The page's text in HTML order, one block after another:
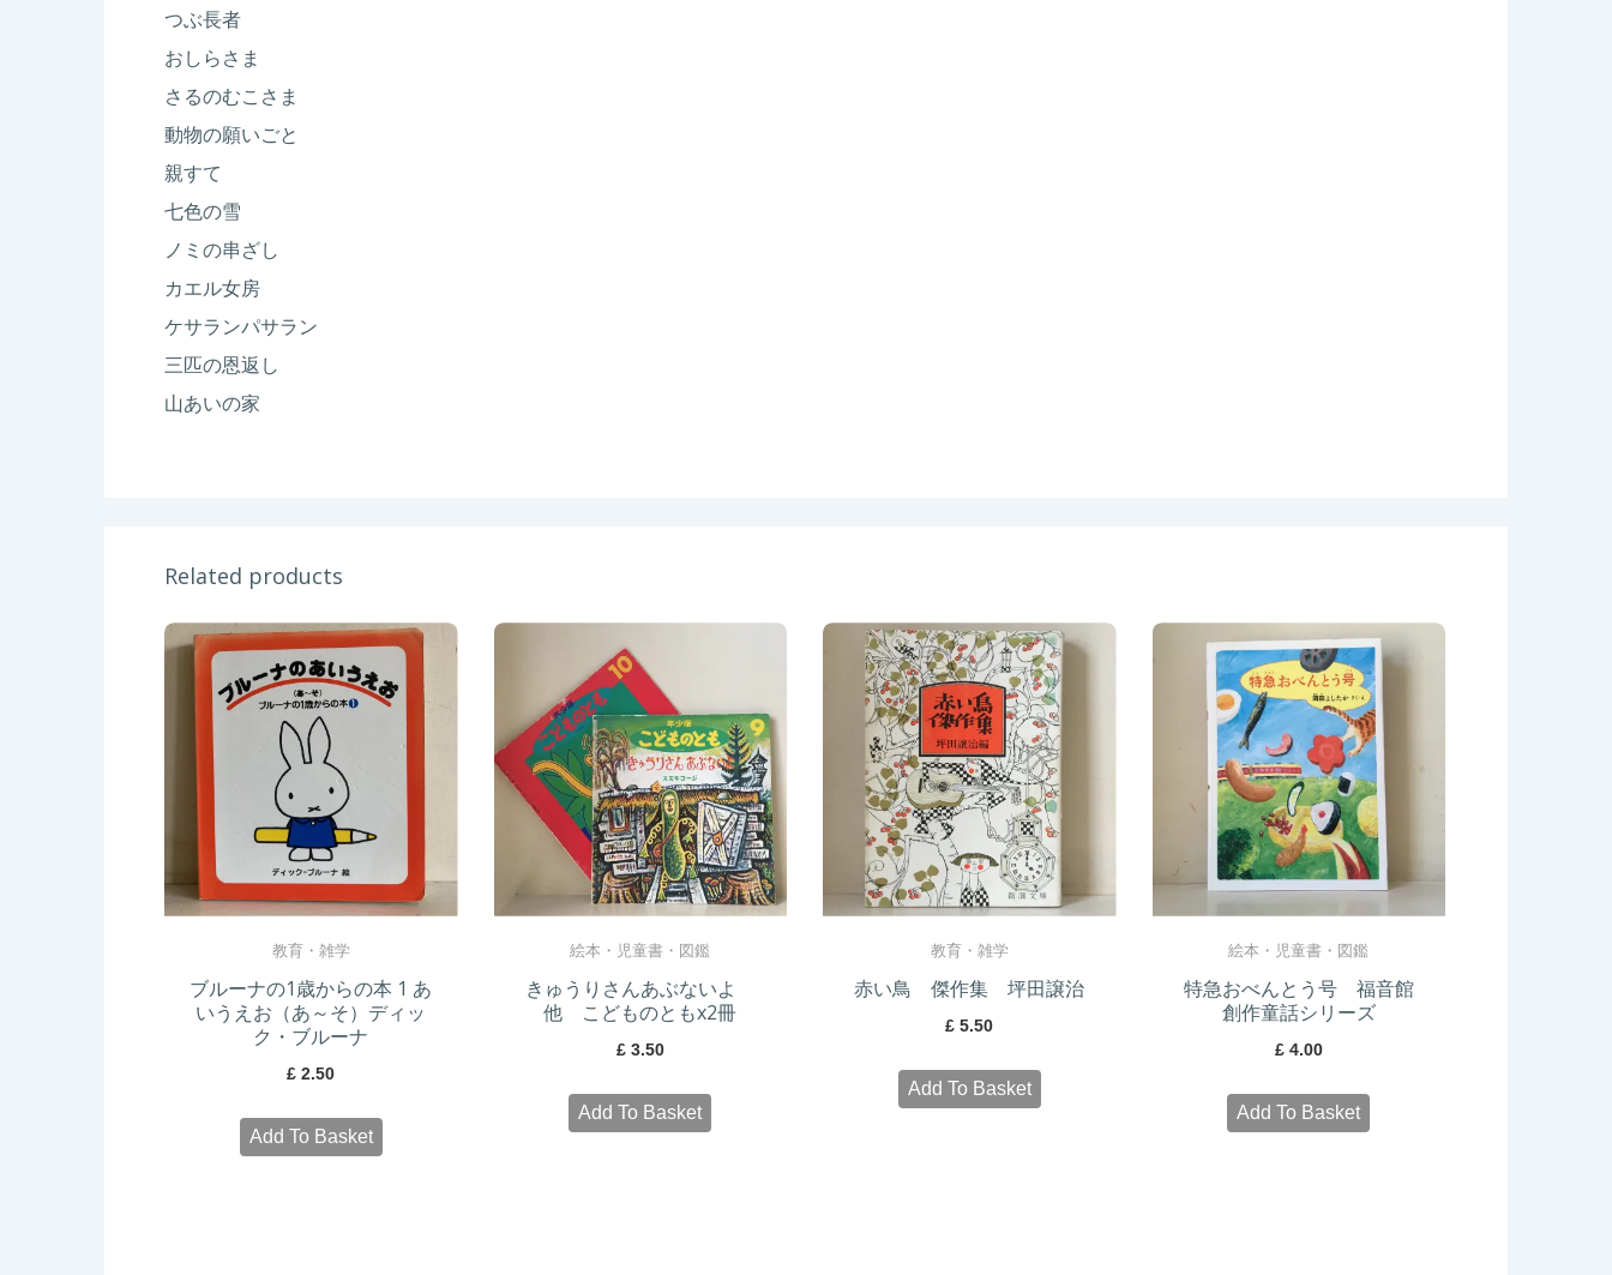
つぶ長者
おしらさま
さるのむこさま
動物の願いごと
親すて
七色の雪
ノミの串ざし
カエル女房
ケサランパサラン
三匹の恩返し
山あいの家
Related products
教育・雑学
ブルーナの1歳からの本 1 あ
いうえお（あ～そ）ディッ
ク・ブルーナ
£ 2.50
Add To Basket
絵本・児童書・図鑑
きゅうりさんあぶないよ
他 こどものともx2冊
£3.50
Add To Basket
教育・雑学
赤い鳥 傑作集 坪田譲治
£ 5.50
Add To Basket
絵本・児童書・図鑑
特急おべんとう号 福音館
創作童話シリーズ
£4.00
Add To Basket